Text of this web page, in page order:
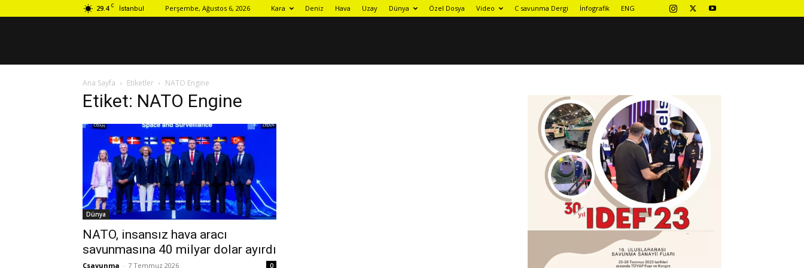
29.4 C İstanbul Perşembe, Ağustos 6, 2026 Kara Deniz Hava Uzay Dünya Özel Dosya Video C savunma Dergi İnfografik ENG
Ana Sayfa Etiketler NATO Engine
Etiket: NATO Engine
Dünya
NATO, insansız hava aracı
savunmasına 40 milyar dolar ayırdı
Csavunma - 7 Temmuz 2026 0